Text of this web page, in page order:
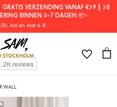
VERZENDING VANAF €39 ┃ 30
BINNEN 2–7 DAGEN 📦✨
, tot en met 6-8
WALL